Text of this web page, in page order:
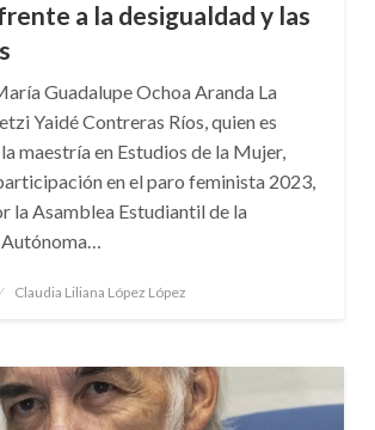
a la desigualdad y las
Guadalupe Ochoa Aranda La
Yaidé Contreras Ríos, quien es
maestría en Estudios de la Mujer,
en el paro feminista 2023,
la Asamblea Estudiantil de la
Claudia Liliana López López